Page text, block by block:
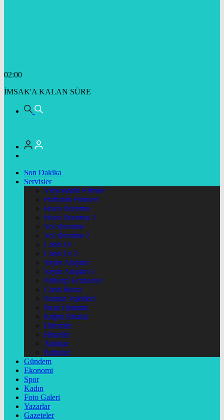
02:00
İMSAK'A KALAN SÜRE
Son Dakika
Servisler
Vizyondaki Filmler
Haftanin Filmleri
Hava Durumu
Hava Durumu 2
Yol Durumu
Yol Durumu 2
Canlı Tv
Canlı Tv 2
Yayın Akışları
Yayın Akışları 2
Nöbetçi Eczaneler
Canlı Borsa
Namaz Vakitleri
Puan Durumu
Kripto Paralar
Dövizler
Hisseler
Altınlar
Pariteler
Gündem
Ekonomi
Spor
Kadın
Foto Galeri
Yazarlar
Gazeteler